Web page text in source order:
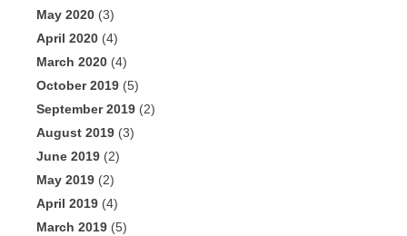
May 2020 (3)
April 2020 (4)
March 2020 (4)
October 2019 (5)
September 2019 (2)
August 2019 (3)
June 2019 (2)
May 2019 (2)
April 2019 (4)
March 2019 (5)